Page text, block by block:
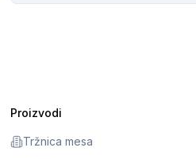
Proizvodi
Tržnica mesa